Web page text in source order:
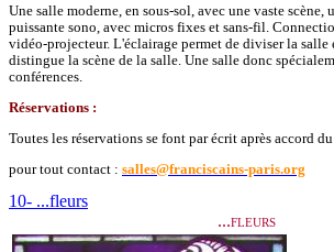
Une salle moderne, en sous-sol, avec une vaste scène,
puissante sono, avec micros fixes et sans-fil.
vidéo-projecteur. L'éclairage permet de diviser la salle
distingue la scène de la salle. Une salle donc
conférences.
Réservations :
Toutes les réservations se font par écrit après accord
pour tout contact : salles@franciscains-paris.org
10- ...fleurs
...fleurs